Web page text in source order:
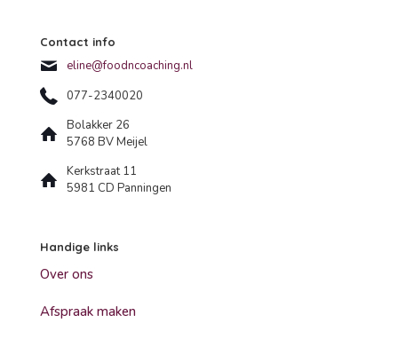
Contact info
eline@foodncoaching.nl
077-2340020
Bolakker 26
5768 BV Meijel
Kerkstraat 11
5981 CD Panningen
Handige links
Over ons
Afspraak maken